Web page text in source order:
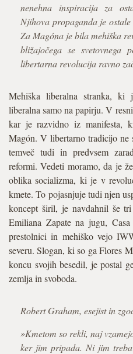
nenehna inspiracija za
Njihova propaganda je
Za Magóna je bila mehiška
bližajočega se svetovnega
libertarna revolucija ravno
Mehiška liberalna stranka,
liberalna samo na papirju. V
kar je razvidno iz manifesta,
Magón. V libertarno tradicijo ne
temveč tudi in predvsem
reformi. Vedeti moramo, da je
oblika socializma, ki je v
kmete. To pojasnjuje tudi njen
koncept širil, je navdahnil še
Emiliana Zapate na jugu,
prestolnici in mehiško vejo
severu. Slogan, ki so ga Flores
koncu svojih besedil, je postal
zemlja in svoboda.
Robert Graham, esejist in
»Kmetom so rekli, naj
ker jim pripada. Ni jim